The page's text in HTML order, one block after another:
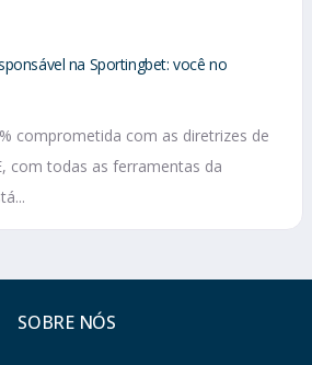
na Sportingbet: você no
comprometida com as diretrizes de
com todas as ferramentas da
SOBRE NÓS